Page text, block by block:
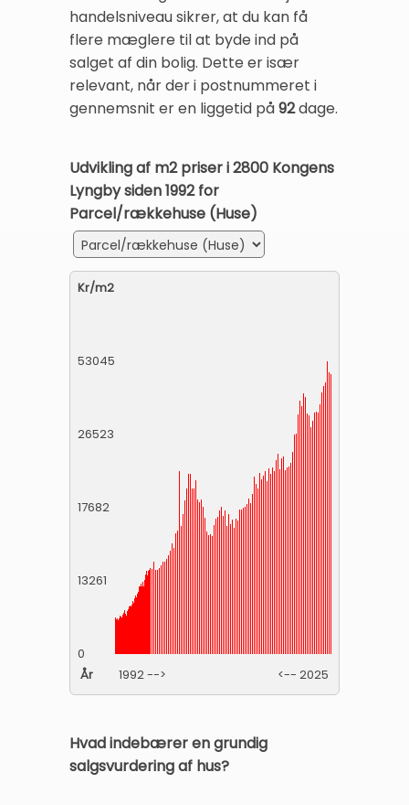
handelsniveau sikrer, at du kan få
flere mæglere til at byde ind på
salget af din bolig. Dette er især
relevant, når der i postnummeret i
gennemsnit er en liggetid på92dage.
Udvikling af m2 priser i 2800 Kongens
Lyngby siden 1992 for
Parcel/rækkehuse (Huse)
Kr/m2
53045
26523
17682
13261
0
År
1992 --> <-- 2025
Hvad indebærer en grundig
salgsvurdering af hus?